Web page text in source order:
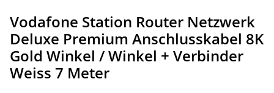
Vodafone Station Router Netzwerk
Deluxe Premium Anschlusskabel 8K
Gold Winkel / Winkel + Verbinder
Weiss 7 Meter